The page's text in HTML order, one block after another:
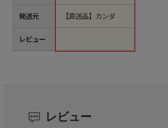
発送元
レビュー
【直送品】カンダ
レビュー